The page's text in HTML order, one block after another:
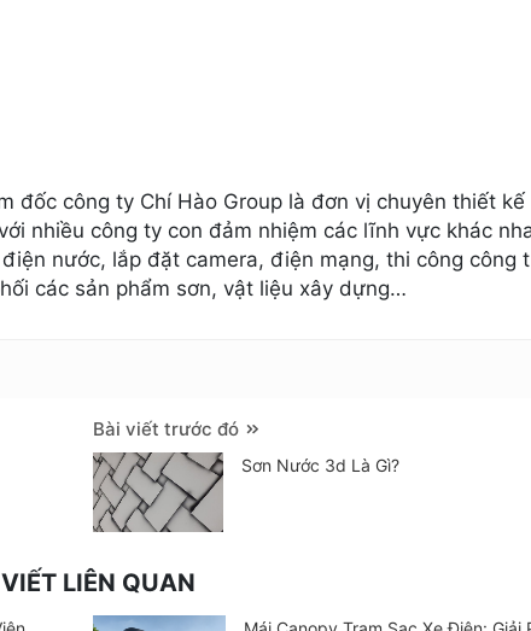
đốc công ty Chí Hào Group là đơn vị chuyên thiết
nhiều công ty con đảm nhiệm các lĩnh vực khác
nước, lắp đặt camera, điện mạng, thi công công
các sản phẩm sơn, vật liệu xây dựng…
Bài viết trước đó
Sơn Nước 3d Là Gì?
LIÊN QUAN